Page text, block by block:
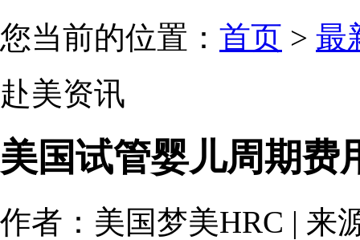
您当前的位置： 首页 > 最
赴美资讯
美国试管婴儿周期费
作者：美国梦美HRC | 来